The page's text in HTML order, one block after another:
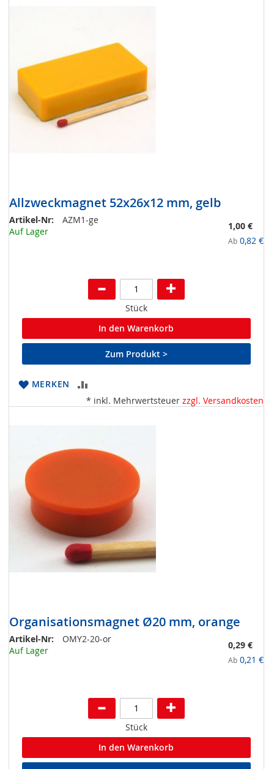
Allzweckmagnet 52x26x12 mm, gelb
Artikel-Nr:
AZM1-ge
Auf Lager
1,00 €
Ab 0,82 €
Stück
In den Warenkorb
Zum Produkt >
MERKEN
VERGLEICHSLISTE
* inkl. Mehrwertsteuer zzgl. Versandkosten
Organisationsmagnet Ø20 mm, orange
Artikel-Nr:
OMY2-20-or
Auf Lager
0,29 €
Ab 0,21 €
Stück
In den Warenkorb